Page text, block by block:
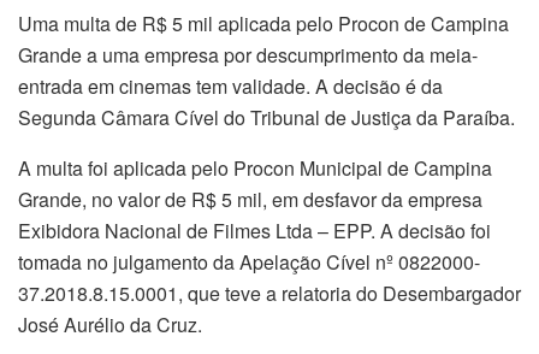
Uma multa de R$ 5 mil aplicada pelo Procon de Campina
Grande a uma empresa por descumprimento da meia-
entrada em cinemas tem validade. A decisão é da
Segunda Câmara Cível do Tribunal de Justiça da Paraíba.
A multa foi aplicada pelo Procon Municipal de Campina
Grande, no valor de R$ 5 mil, em desfavor da empresa
Exibidora Nacional de Filmes Ltda – EPP. A decisão foi
tomada no julgamento da Apelação Cível nº 0822000-
37.2018.8.15.0001, que teve a relatoria do Desembargador
José Aurélio da Cruz.